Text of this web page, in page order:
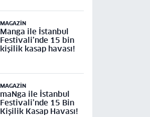
MAGAZIN
Manga ile İstanbul
Festivali’nde 15 bin
kişilik kasap havası!
MAGAZIN
maNga ile İstanbul
Festivali’nde 15 Bin
Kişilik Kasap Havası!